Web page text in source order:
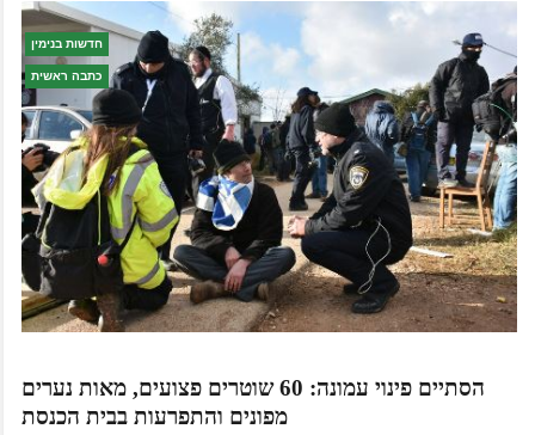
חדשות בנימין
כתבה ראשית
הסתיים פינוי עמונה: 60 שוטרים פצועים, מאות נערים
מפונים והתפרעות בבית הכנסת